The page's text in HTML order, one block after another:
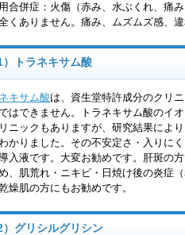
合併症：火傷（赤み、水ぶくれ、痛
くありません。痛み、ムズムズ感、
1）トラネキサム酸
キサム酸は、資生堂特許成分のクリ
はできません。トラネキサム酸のイ
ニックもありますが、研究結果によ
かりました。その不安定さ・入りに
入液です。大変お勧めです。肝斑の
、肌荒れ・ニキビ・日焼け後の炎症
燥肌の方にもお勧めです。
2）グリシルグリシン